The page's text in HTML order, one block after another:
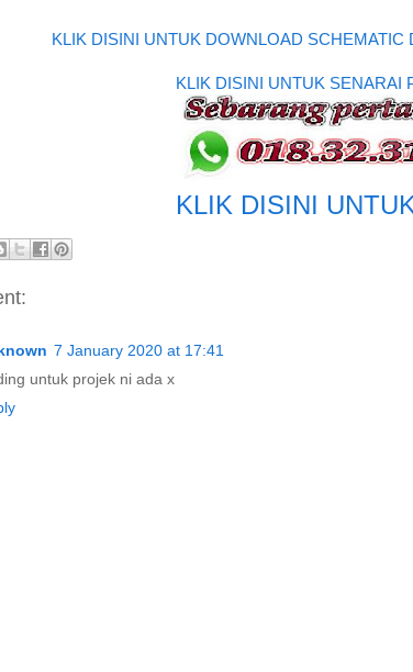
KLIK DISINI UNTUK DOWNLOAD
KLIK DISINI UNTUK SENARAI
KLIK DISINI
7 January 2020 at 17:41
untuk projek ni ada x